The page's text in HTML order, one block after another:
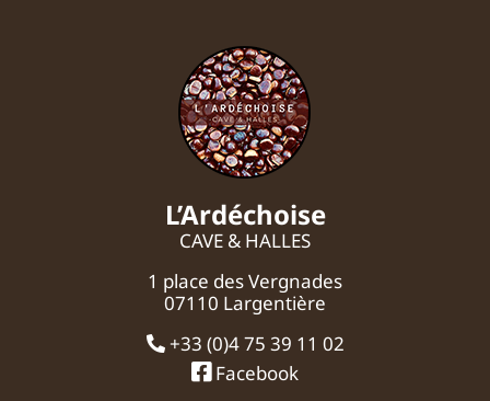
L’Ardéchoise
CAVE & HALLES
1 place des Vergnades
07110 Largentière
+33 (0)4 75 39 11 02
Facebook